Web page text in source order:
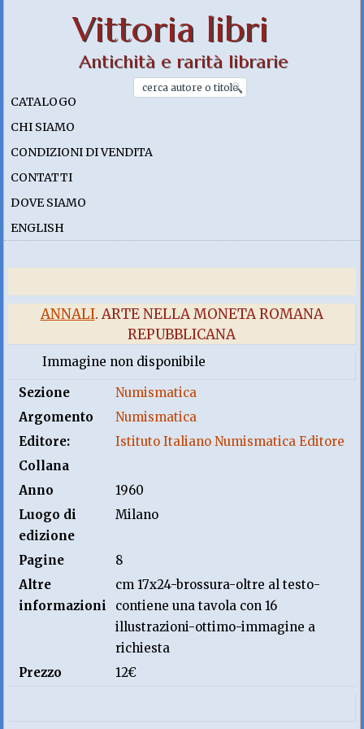
Vittoria libri
Antichità e rarità librarie
CATALOGO
CHI SIAMO
CONDIZIONI DI VENDITA
CONTATTI
DOVE SIAMO
ENGLISH
ANNALI. ARTE NELLA MONETA ROMANA
REPUBBLICANA
Immagine non disponibile
Sezione
Numismatica
Argomento
Numismatica
Editore:
Istituto Italiano Numismatica Editore
Collana
Anno
1960
Luogo di
edizione
Milano
Pagine
8
Altre
informazioni
cm 17x24-brossura-oltre al testo-
contiene una tavola con 16
illustrazioni-ottimo-immagine a
richiesta
Prezzo
12€